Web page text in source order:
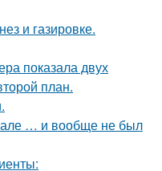
и газировке.
показала двух
план.
… и вообще не был